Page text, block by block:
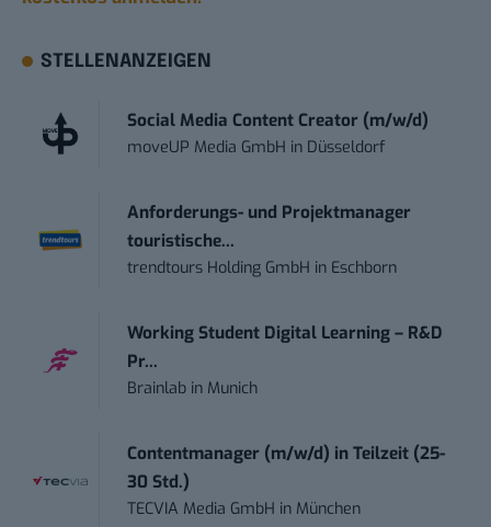
STELLENANZEIGEN
Social Media Content Creator (m/w/d)
moveUP Media GmbH in Düsseldorf
Anforderungs- und Projektmanager
touristische...
trendtours Holding GmbH in Eschborn
Working Student Digital Learning – R&D
Pr...
Brainlab in Munich
Contentmanager (m/w/d) in Teilzeit (25-
30 Std.)
TECVIA Media GmbH in München